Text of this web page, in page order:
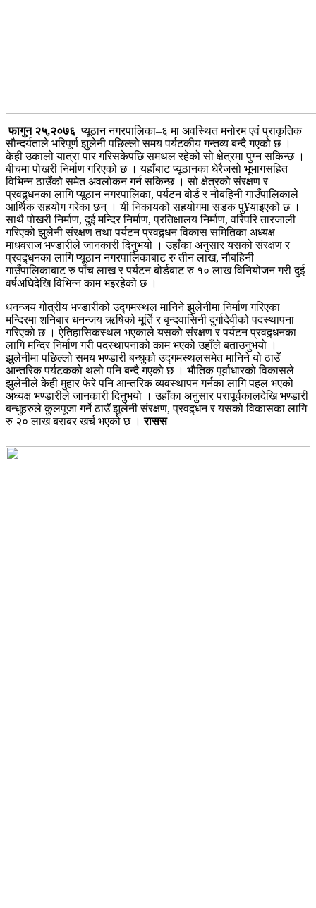
फागुन २५,२०७६ प्यूठान नगरपालिका–६ मा अवस्थित मनोरम एवं प्राकृतिक
सौन्दर्यताले भरिपूर्ण झुलेनी पछिल्लो समय पर्यटकीय गन्तव्य बन्दै गएको छ ।
केही उकालो यात्रा पार गरिसकेपछि समथल रहेको सो क्षेत्रमा पुग्न सकिन्छ ।
बीचमा पोखरी निर्माण गरिएको छ । यहाँबाट प्यूठानका धेरैजसो भूभागसहित
विभिन्न ठाउँको समेत अवलोकन गर्न सकिन्छ । सो क्षेत्रको संरक्षण र
प्रवद्र्धनका लागि प्यूठान नगरपालिका, पर्यटन बोर्ड र नौबहिनी गाउँपालिकाले
आर्थिक सहयोग गरेका छन् । यी निकायको सहयोगमा सडक पु¥याइएको छ ।
साथै पोखरी निर्माण, दुई मन्दिर निर्माण, प्रतिक्षालय निर्माण, वरिपरि तारजाली
गरिएको झुलेनी संरक्षण तथा पर्यटन प्रवद्र्धन विकास समितिका अध्यक्ष
माधवराज भण्डारीले जानकारी दिनुभयो । उहाँका अनुसार यसको संरक्षण र
प्रवद्र्धनका लागि प्यूठान नगरपालिकाबाट रु तीन लाख, नौबहिनी
गाउँपालिकाबाट रु पाँच लाख र पर्यटन बोर्डबाट रु १० लाख विनियोजन गरी दुई
वर्षअघिदेखि विभिन्न काम भइरहेको छ ।
धनन्जय गोत्रीय भण्डारीको उद्गमस्थल मानिने झुलेनीमा निर्माण गरिएका
मन्दिरमा शनिबार धनन्जय ऋषिको मूर्ति र बृन्दवासिनी दुर्गादेवीको पदस्थापना
गरिएको छ । ऐतिहासिकस्थल भएकाले यसको संरक्षण र पर्यटन प्रवद्र्धनका
लागि मन्दिर निर्माण गरी पदस्थापनाको काम भएको उहाँले बताउनुभयो ।
झुलेनीमा पछिल्लो समय भण्डारी बन्धुको उद्गमस्थलसमेत मानिने यो ठाउँ
आन्तरिक पर्यटकको थलो पनि बन्दै गएको छ । भौतिक पूर्वाधारको विकासले
झुलेनीले केही मुहार फेरे पनि आन्तरिक व्यवस्थापन गर्नका लागि पहल भएको
अध्यक्ष भण्डारीले जानकारी दिनुभयो । उहाँका अनुसार परापूर्वकालदेखि भण्डारी
बन्धुहरुले कुलपूजा गर्ने ठाउँ झुलेनी संरक्षण, प्रवद्र्धन र यसको विकासका लागि
रु २० लाख बराबर खर्च भएको छ । रासस